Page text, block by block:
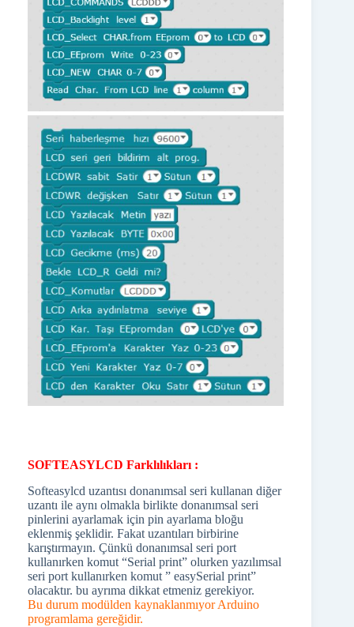
SOFTEASYLCD Farklılıkları :
Softeasylcd uzantısı donanımsal seri kullanan diğer
uzantı ile aynı olmakla birlikte donanımsal seri
pinlerini ayarlamak için pin ayarlama bloğu
eklenmiş şeklidir. Fakat uzantıları birbirine
karıştırmayın. Çünkü donanımsal seri port
kullanırken komut “Serial print” olurken yazılımsal
seri port kullanırken komut ” easySerial print”
olacaktır. bu ayrıma dikkat etmeniz gerekiyor.
Bu durum modülden kaynaklanmıyor Arduino
programlama gereğidir.